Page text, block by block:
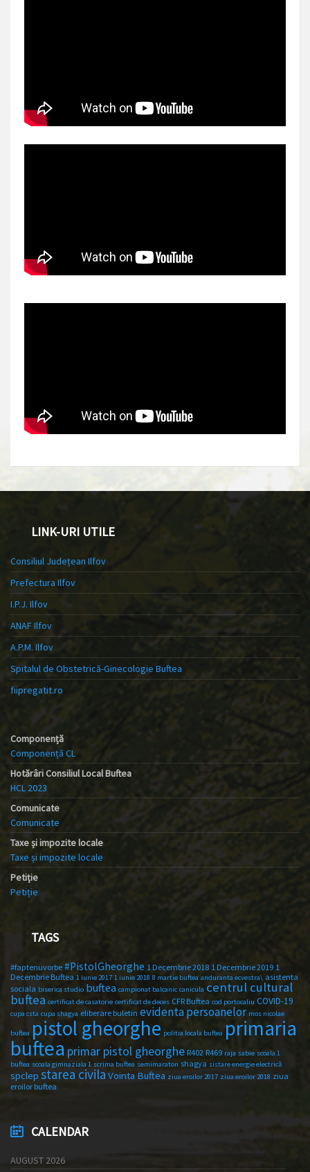
LINK-URI UTILE
Consiliul Județean Ilfov
Prefectura Ilfov
I.P.J. Ilfov
ANAF Ilfov
A.P.M. Ilfov
Spitalul de Obstetrică-Ginecologie Buftea
fiipregatit.ro
Componență
Componență CL
Hotărâri Consiliul Local Buftea
HCL 2023
Comunicate
Comunicate
Taxe și impozite locale
Taxe și impozite locale
Petiție
Petiție
TAGS
#faptenuvorbe #PistolGheorghe 1 Decembrie 2018 1 Decembrie 2019 1
Decembrie Buftea 1 iunie 2017 1 iunie 2018 8 martie buftea anduranta ecvestra\ asistenta
sociala biserica studio buftea campionat balcanic canicula centrul cultural
buftea certificat de casatorie certificat de deces CFR Buftea cod portocaliu COVID-19
cupa csta cupa shagya eliberare buletin evidenta persoanelor mos nicolae
buftea pistol gheorghe politia locala buftea primaria
buftea primar pistol gheorghe R402 R469 raja sabie scoala 1
buftea scoala gimnaziala 1 scrima buftea semimaraton shagya sistare energie electrică
spclep starea civila Vointa Buftea ziua eroilor 2017 ziua eroilor 2018 ziua
eroilor buftea
CALENDAR
AUGUST 2026